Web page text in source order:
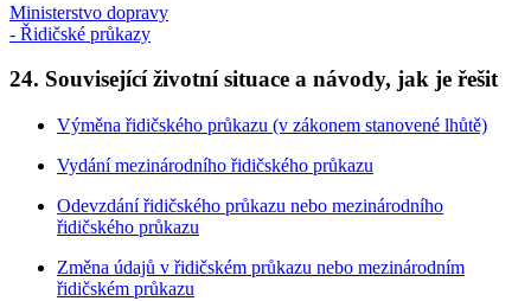
Ministerstvo dopravy
- Řidičské průkazy
24. Související životní situace a návody, jak je řešit
Výměna řidičského průkazu (v zákonem stanovené lhůtě)
Vydání mezinárodního řidičského průkazu
Odevzdání řidičského průkazu nebo mezinárodního
řidičského průkazu
Změna údajů v řidičském průkazu nebo mezinárodním
řidičském průkazu